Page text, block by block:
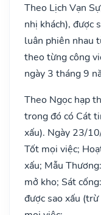
Theo Lịch Vạn
nhị khách), được
luân phiên nhau
theo từng công
ngày 3 tháng 9
Theo Ngọc hạp
trong đó có Cát
xấu). Ngày 23/
Tốt mọi việc;
xấu; Mẫu
mở kho; Sát
được sao xấu